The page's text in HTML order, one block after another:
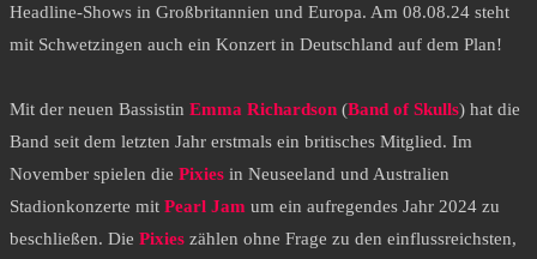
Headline-Shows in Großbritannien und Europa. Am 08.08.24 steht
mit Schwetzingen auch ein Konzert in Deutschland auf dem Plan!
Mit der neuen Bassistin Emma Richardson (Band of Skulls) hat die
Band seit dem letzten Jahr erstmals ein britisches Mitglied. Im
November spielen die Pixies in Neuseeland und Australien
Stadionkonzerte mit Pearl Jam um ein aufregendes Jahr 2024 zu
beschließen. Die Pixies zählen ohne Frage zu den einflussreichsten,